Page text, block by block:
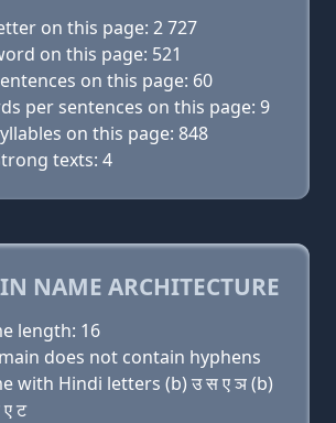
on this page: 2 727
on this page: 521
on this page: 60
per sentences on this page: 9
on this page: 848
texts: 4
NAME ARCHITECTURE
length: 16
does not contain hyphens
with Hindi letters (b) उ स ए ञ (b)
ट